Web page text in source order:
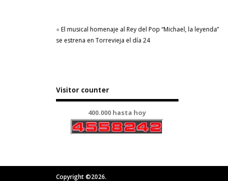
« El musical homenaje al Rey del Pop “Michael, la leyenda”
se estrena en Torrevieja el día 24
Visitor counter
400.000 hasta hoy
Copyright ©2026.